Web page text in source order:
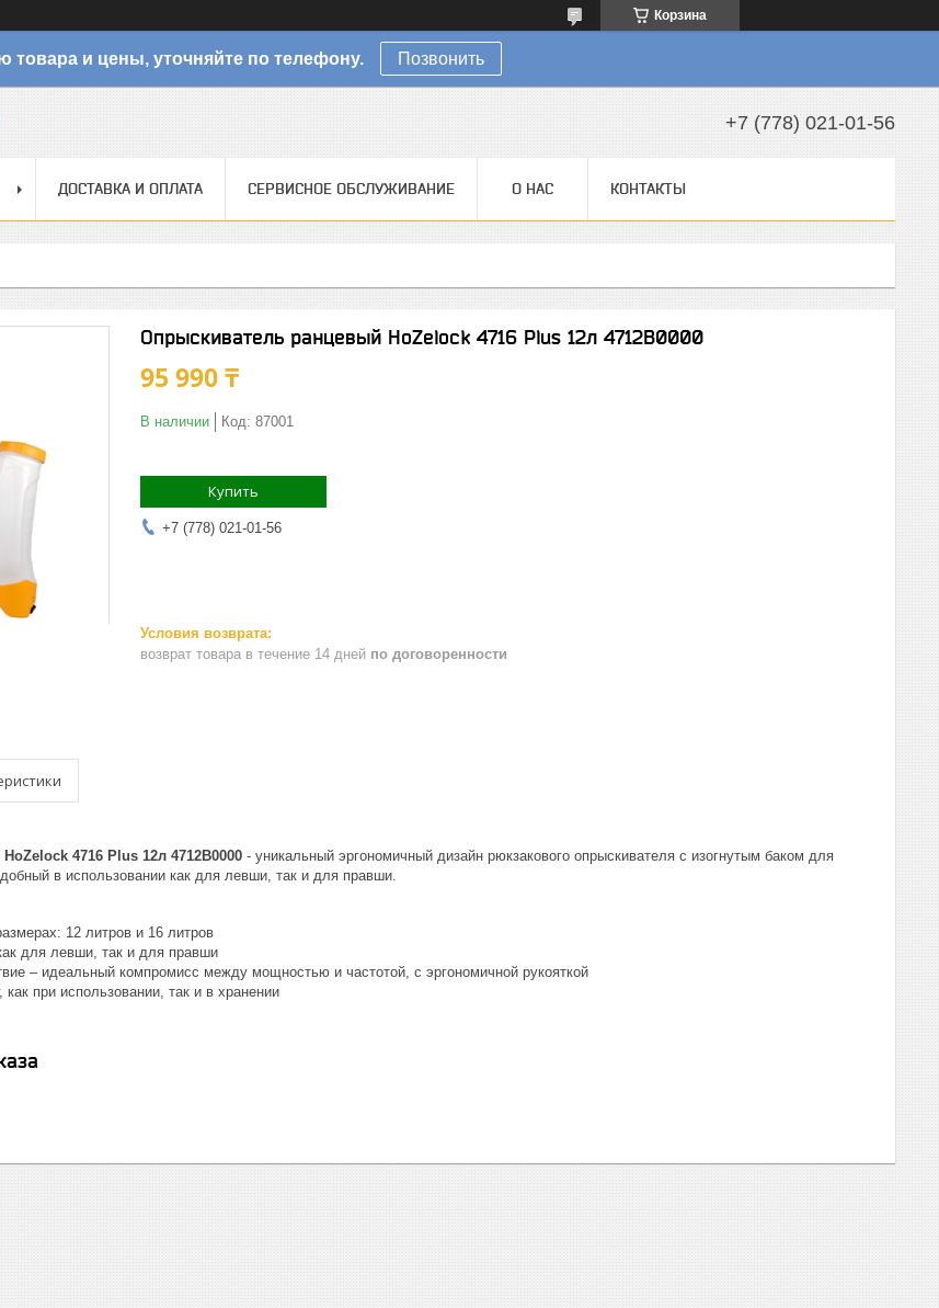
Корзина
товара и цены, уточняйте по телефону. Позвонить
+7 (778) 021-01-56
ДОСТАВКА И ОПЛАТА СЕРВИСНОЕ ОБСЛУЖИВАНИЕ О НАС КОНТАКТЫ
Опрыскиватель ранцевый HoZelock 4716 Plus 12л 4712B0000
95 990 ₸
В наличии Код: 87001
Купить
+7 (778) 021-01-56
возврат товара в течение 14 дней по договоренности
4716 Plus 12л 4712B0000 - уникальный эргономичный дизайн рюкзакового опрыскивателя с изогнутым баком для
в использовании как для левши, так и для правши.
12 литров и 16 литров
для левши, так и для правши
– идеальный компромисс между мощностью и частотой, с эргономичной рукояткой
при использовании, так и в хранении